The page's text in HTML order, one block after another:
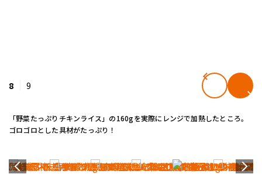
8 9
「野菜たっぷりチキンライス」の160gを実際にレンジで加熱したところ。
ゴロゴロとした具材がたっぷり！